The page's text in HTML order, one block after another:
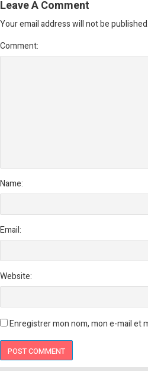
Leave A Comment
Your email address will not be published.
Comment:
Name:
Email:
Website:
Enregistrer mon nom, mon e-mail et